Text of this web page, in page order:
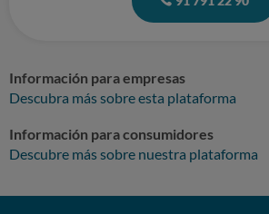
Información para empresas
Descubra más sobre esta plataforma
Información para consumidores
Descubre más sobre nuestra plataforma